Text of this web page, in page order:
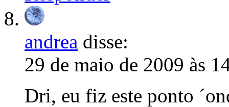
andrea disse:
29 de maio de 2009 às
Dri, eu fiz este ponto